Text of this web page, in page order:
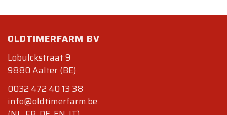
sostituita da una trasmissione manuale a 3
guidata da Michelin) ha deciso di
ricominciare da zero: tutti i problemi sono
stati risolti e la Traction Avant è stata
effettivamente migliorata e rivista sulla
OLDTIMERFARM BV
Lobulckstraat 9
9880 Aalter (BE)
0032 472 40 13 38
info@oldtimerfarm.be